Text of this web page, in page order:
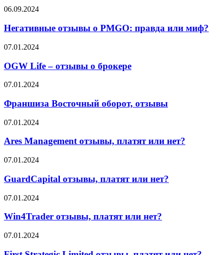
Тайги
что
этом
партнёры
Негативные
о
PMGO:
правда
или
миф?
06.09.2024
Негативные отзывы о PMGO: правда или миф?
OGW
–
отзывы
о
07.01.2024
OGW Life – отзывы о брокере
Франшиза
оборот,
отзывы
07.01.2024
Франшиза Восточный оборот, отзывы
Ares
отзывы,
или
07.01.2024
Ares Management отзывы, платят или нет?
GuardCapital
платят
или
нет?
07.01.2024
GuardCapital отзывы, платят или нет?
Win4Trader
платят
нет?
07.01.2024
Win4Trader отзывы, платят или нет?
First
Limited
07.01.2024